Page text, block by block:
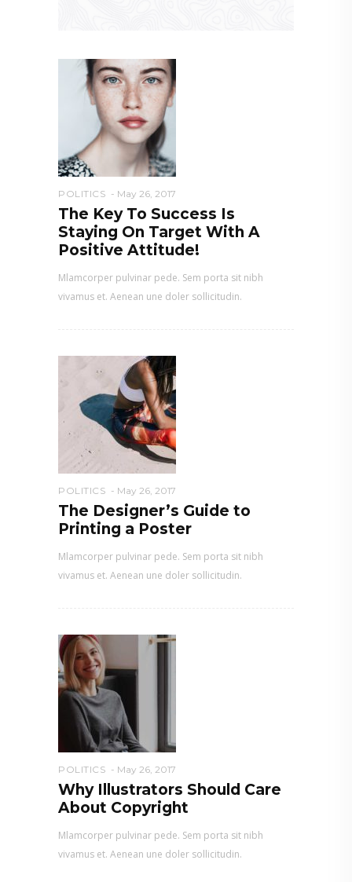
POLITICS May 26, 2017
The Key To Success Is
Staying On Target With A
Positive Attitude!
Mlamcorper pulvinar pede. Sem porta sit nibh
vivamus et. Aenean une doler sollicitudin.
POLITICS May 26, 2017
The Designer’s Guide to
Printing a Poster
Mlamcorper pulvinar pede. Sem porta sit nibh
vivamus et. Aenean une doler sollicitudin.
POLITICS May 26, 2017
Why Illustrators Should Care
About Copyright
Mlamcorper pulvinar pede. Sem porta sit nibh
vivamus et. Aenean une doler sollicitudin.